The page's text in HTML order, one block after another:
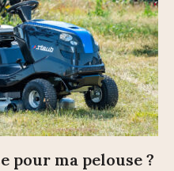
pour ma pelouse ?